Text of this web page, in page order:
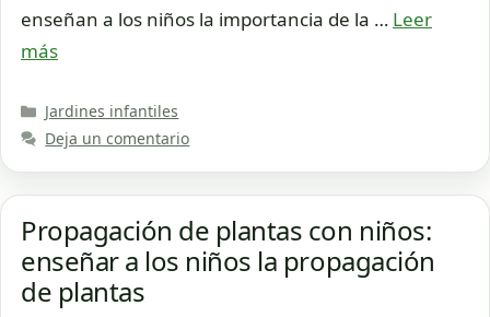
enseñan a los niños la importancia de la … Leer
más
Categorías
Jardines infantiles
Deja un comentario
Propagación de plantas con niños:
enseñar a los niños la propagación
de plantas